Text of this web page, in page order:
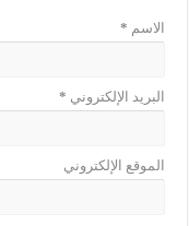
الاسم *
البريد الإلكتروني *
الموقع الإلكتروني